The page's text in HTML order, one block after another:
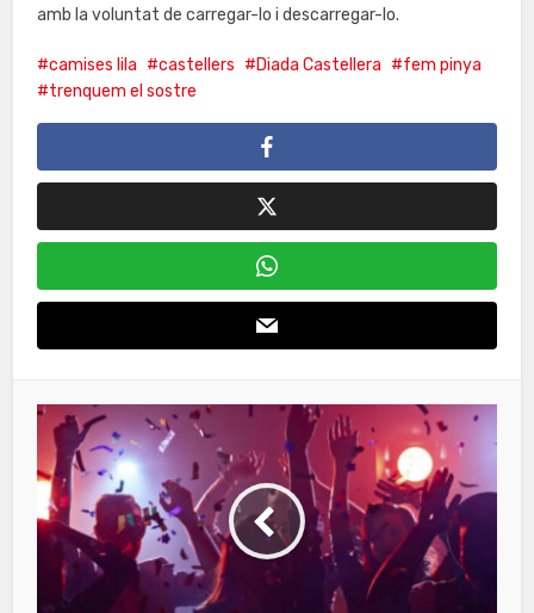
amb la voluntat de carregar-lo i descarregar-lo.
camises lila castellers Diada Castellera
fem pinya
trenquem el sostre